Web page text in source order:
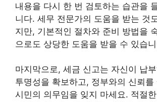
내용을 다시 한 번 검토하는 습관을
니다. 세무 전문가의 도움을 받는 것
지만, 기본적인 절차와 준비 방법을
으로도 상당한 도움을 받을 수 있습
마지막으로, 세금 신고는 자신이 납
투명성을 확보하고, 정부와의 신뢰를
시민의 의무임을 잊지 마세요. 적절